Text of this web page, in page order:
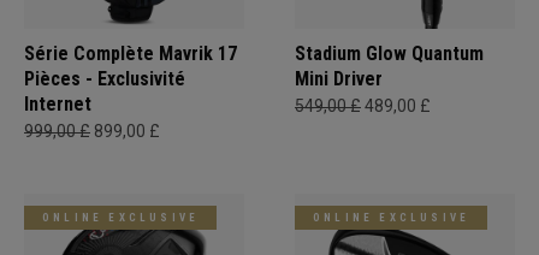
Série Complète Mavrik 17
Pièces - Exclusivité
Internet
999,00 £ 899,00 £
Stadium Glow Quantum
Mini Driver
549,00 £489,00 £
ONLINE EXCLUSIVE ONLINE EXCLUSIVE